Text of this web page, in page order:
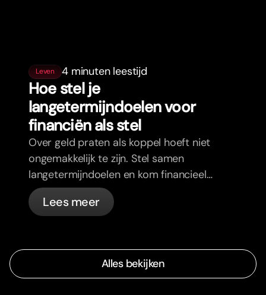
Leven 4 minuten leestijd
Hoe stel je
langetermijndoelen voor
financiën als stel
Over geld praten als koppel hoeft niet
ongemakkelijk te zijn. Stel samen
langetermijndoelen en kom financieel
op één lijn.
Lees meer
Alles bekijken